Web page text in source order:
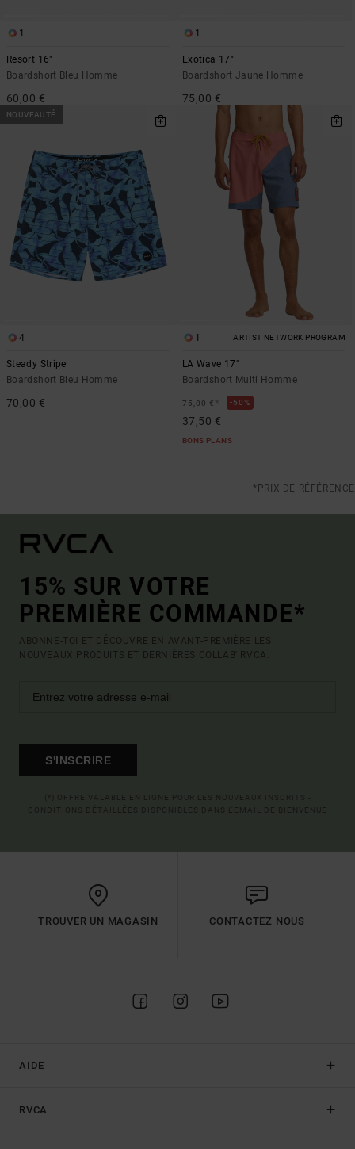
1
Resort 16"
Boardshort Bleu Homme
60,00 €
1
Exotica 17"
Boardshort Jaune Homme
75,00 €
NOUVEAUTÉ
4
Steady Stripe
Boardshort Bleu Homme
70,00 €
1 ARTIST NETWORK PROGRAM
LA Wave 17"
Boardshort Multi Homme
75,00 €* 50%
37,50 €
BONS PLANS
*PRIX DE RÉFÉRENCE
15% SUR VOTRE
PREMIÈRE COMMANDE*
ABONNE-TOI ET DÉCOUVRE EN AVANT-PREMIÈRE LES
NOUVEAUX PRODUITS ET DERNIÈRES COLLAB' RVCA.
S'INSCRIRE
TROUVER UN MAGASIN CONTACTEZ NOUS
AIDE
RVCA